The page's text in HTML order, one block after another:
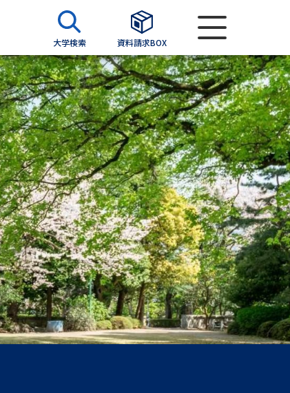
大学検索 資料請求BOX
資料検索
過去問題集
学・進学関連、塾・予備校
求
高等学校卒業程度認定試験